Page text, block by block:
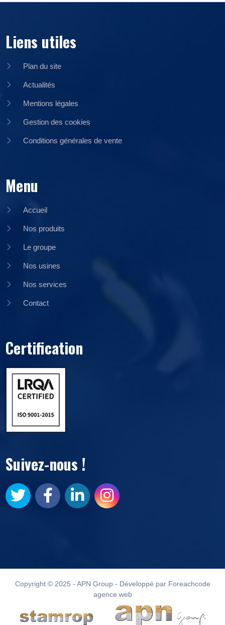
Liens utiles
Plan du site
Actualités
Mentions légales
Gestion des cookies
Conditions générales de vente
Menu
Accueil
Nos produits
Le groupe
Nos usines
Nos services
Contact
Certification
Suivez-nous !
Copyright © 2025 - APN Group - Développé par Foreachcode
agence web